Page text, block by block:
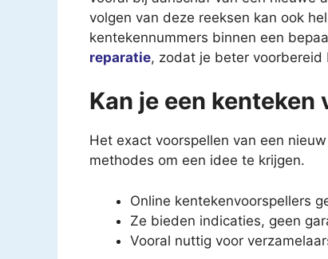
volgen van deze reeksen kan ook
kentekennummers binnen een
reparatie, zodat je beter
Kan je een kenteken
Het exact voorspellen van een
methodes om een idee te krijgen.
Online kentekenvoorspellers
Ze bieden indicaties, geen
Vooral nuttig voor